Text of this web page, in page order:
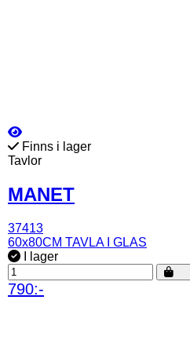
Finns i lager
Tavlor
MANET
37413
60x80CM TAVLA I GLAS
I lager
790:-